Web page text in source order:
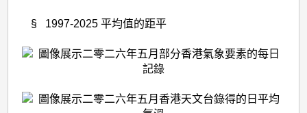
§ 1997-2025 平均值的距平